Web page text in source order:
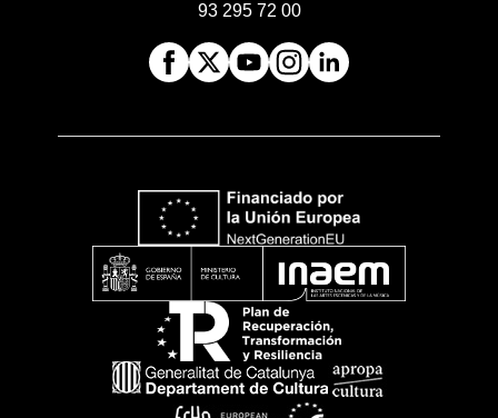
93 295 72 00